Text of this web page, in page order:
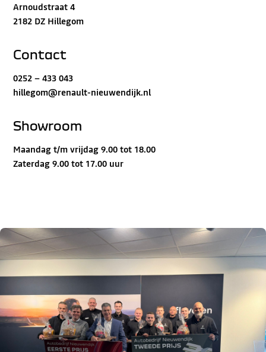
Arnoudstraat 4
2182 DZ Hillegom
Contact
0252 – 433 043
hillegom@renault-nieuwendijk.nl
Showroom
Maandag t/m vrijdag 9.00 tot 18.00
Zaterdag 9.00 tot 17.00 uur